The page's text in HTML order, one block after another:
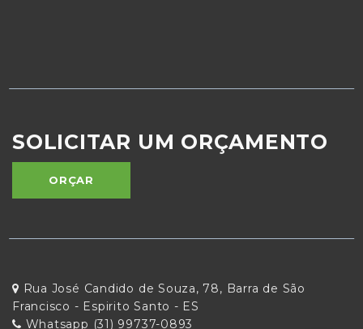
SOLICITAR UM ORÇAMENTO
ORÇAR
Rua José Candido de Souza, 78, Barra de São
Francisco - Espirito Santo - ES
Whatsapp (31) 99737-0893